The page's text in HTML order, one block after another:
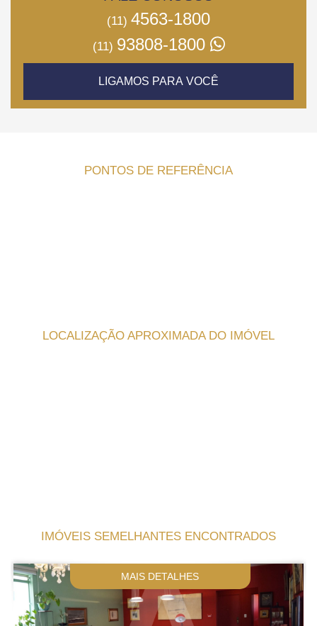
(11) 4563-1800
(11) 93808-1800
LIGAMOS PARA VOCÊ
PONTOS DE REFERÊNCIA
LOCALIZAÇÃO APROXIMADA DO IMÓVEL
IMÓVEIS SEMELHANTES ENCONTRADOS
MAIS DETALHES